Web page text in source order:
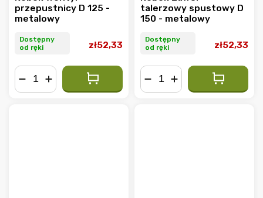
przepustnicy D 125 -
metalowy
Dostępny
od ręki
zł52,33
talerzowy spustowy D
150 - metalowy
Dostępny
od ręki
zł52,33